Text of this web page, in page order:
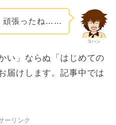
ヨハン
頑張ったね……
い」ならぬ「はじめての
届けします。記事中では
ーリンク